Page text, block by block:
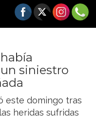
siniestro
este domingo tras
heridas sufridas